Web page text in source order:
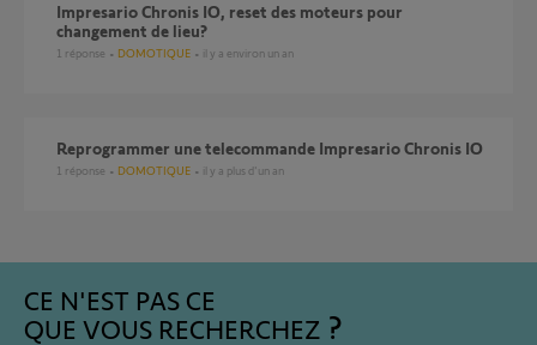
Impresario Chronis IO, reset des moteurs pour
changement de lieu?
1 réponse DOMOTIQUE il y a environ un an
Reprogrammer une telecommande Impresario Chronis IO
1 réponse DOMOTIQUE il y a plus d'un an
CE N'EST PAS CE
QUE VOUS RECHERCHEZ